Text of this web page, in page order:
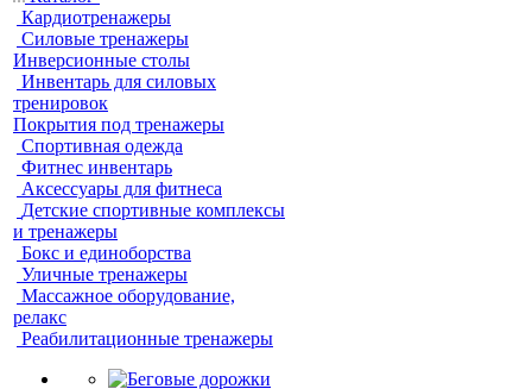
Кардиотренажеры
Силовые тренажеры
Инверсионные столы
Инвентарь для силовых
тренировок
Покрытия под тренажеры
Спортивная одежда
Фитнес инвентарь
Аксессуары для фитнеса
Детские спортивные комплексы
и тренажеры
Бокс и единоборства
Уличные тренажеры
Массажное оборудование,
релакс
Реабилитационные тренажеры